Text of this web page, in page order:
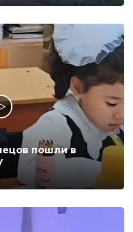
пошли в